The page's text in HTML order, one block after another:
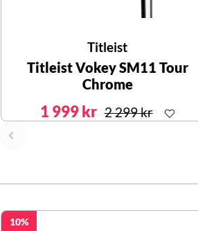
Titleist
Titleist Vokey SM11 Tour
Chrome
1 999 kr 2 299 kr
10